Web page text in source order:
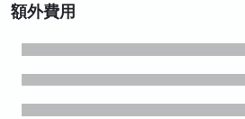
額外費用